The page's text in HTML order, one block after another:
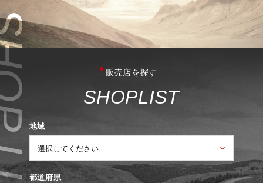
販売店を探す
SHOPLIST
地域
都道府県